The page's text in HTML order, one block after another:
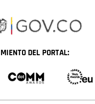
DEL PORTAL: